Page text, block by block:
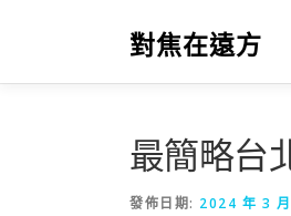
要
對焦在遠方
最簡略台
發佈日期: 2024 年 3